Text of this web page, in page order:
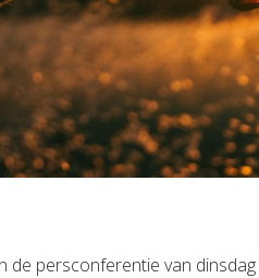
de persconferentie van